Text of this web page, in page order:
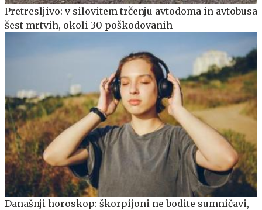
Pretresljivo: v silovitem trčenju avtodoma in avtobusa
šest mrtvih, okoli 30 poškodovanih
Današnji horoskop: škorpijoni ne bodite sumničavi,